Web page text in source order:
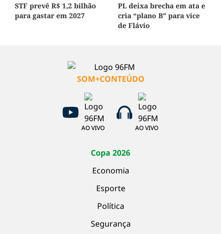
STF prevê R$ 1,2 bilhão
para gastar em 2027
PL deixa brecha em ata e
cria “plano B” para vice
de Flávio
SOM+CONTEÚDO
AO VIVO AO VIVO
Copa 2026
Economia
Esporte
Política
Segurança